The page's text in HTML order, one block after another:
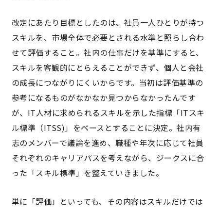
改定にあたり目標としたのは、社員一人ひとりが持つ
スキルを、市場全体で必要とされる水準と照らし合わ
せて評価すること。社内の仕事だけを基準にすると、
スキルを客観的にとらえることができず、個人と会社
の成長につながりにくいからです。当初は評価基準の
参考になるものがなかなか見つからなかったんです
が、IT人材に求められるスキルを示した指標「ITスキ
ル標準（ITSS)」をベースとすることに決定。社内有
志のメンバーで議論を進め、職種や年次に応じて社員
それぞれのキャリアパスを考えながら、ジークスに合
った「スキル標準」を整えていきました。
単に「評価」といっても、その内容はスキルだけでは